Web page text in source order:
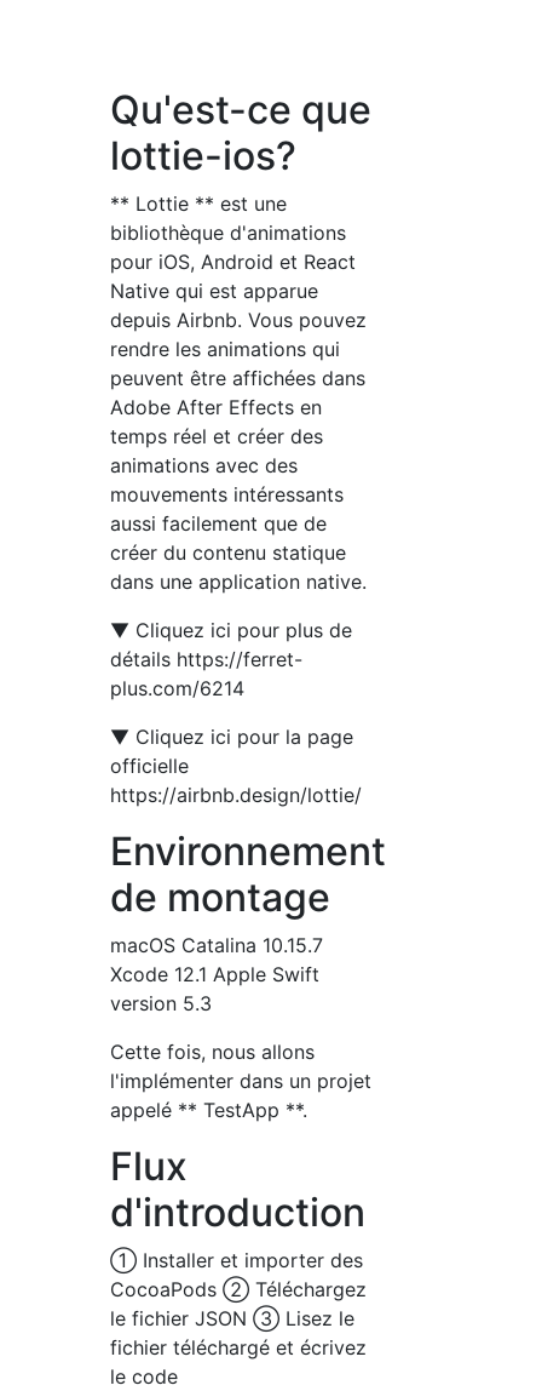
Qu'est-ce que
lottie-ios?
** Lottie ** est une
bibliothèque d'animations
pour iOS, Android et React
Native qui est apparue
depuis Airbnb. Vous pouvez
rendre les animations qui
peuvent être affichées dans
Adobe After Effects en
temps réel et créer des
animations avec des
mouvements intéressants
aussi facilement que de
créer du contenu statique
dans une application native.
▼ Cliquez ici pour plus de
détails https://ferret-
plus.com/6214
▼ Cliquez ici pour la page
officielle
https://airbnb.design/lottie/
Environnement
de montage
macOS Catalina 10.15.7
Xcode 12.1 Apple Swift
version 5.3
Cette fois, nous allons
l'implémenter dans un projet
appelé ** TestApp **.
Flux
d'introduction
① Installer et importer des
CocoaPods ② Téléchargez
le fichier JSON ③ Lisez le
fichier téléchargé et écrivez
le code